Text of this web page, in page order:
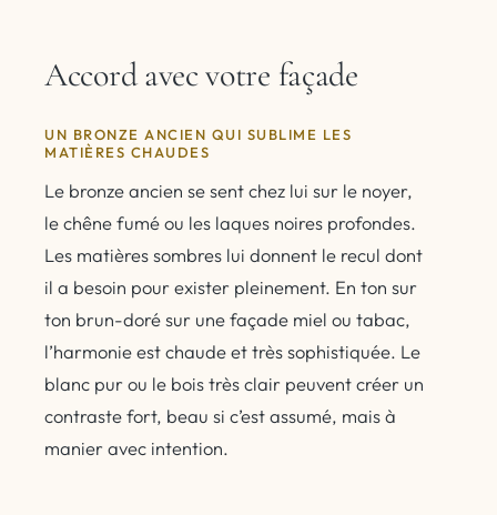
Accord avec votre façade
UN BRONZE ANCIEN QUI SUBLIME LES
MATIÈRES CHAUDES
Le bronze ancien se sent chez lui sur le noyer,
le chêne fumé ou les laques noires profondes.
Les matières sombres lui donnent le recul dont
il a besoin pour exister pleinement. En ton sur
ton brun-doré sur une façade miel ou tabac,
l’harmonie est chaude et très sophistiquée. Le
blanc pur ou le bois très clair peuvent créer un
contraste fort, beau si c’est assumé, mais à
manier avec intention.